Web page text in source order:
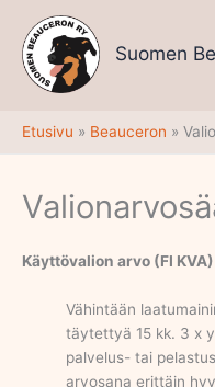
sisältöön
Suomen
Etusivu Beauceron
Käyttövalion arvo (FI KVA)
Vähintään
täytettyä 15 kk. 3 x
palvelus- tai
arvosana erittäin